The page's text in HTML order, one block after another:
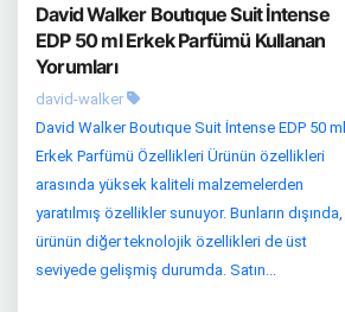
David Walker Boutıque Suit İntense
EDP 50 ml Erkek Parfümü Kullanan
Yorumları
david-walker
David Walker Boutıque Suit İntense EDP 50 ml
Erkek Parfümü Özellikleri Ürünün özellikleri
arasında yüksek kaliteli malzemelerden
yaratılmış özellikler sunuyor. Bunların dışında,
ürünün diğer teknolojik özellikleri de üst
seviyede gelişmiş durumda. Satın...